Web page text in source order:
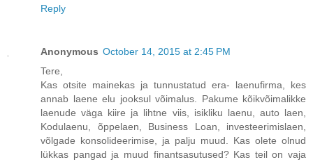
Reply
Anonymous October 14, 2015 at 2:45 PM
Tere,
Kas otsite mainekas ja tunnustatud era- laenufirma, kes
annab laene elu jooksul võimalus. Pakume kõikvõimalikke
laenude väga kiire ja lihtne viis, isikliku laenu, auto laen,
Kodulaenu, õppelaen, Business Loan, investeerimislaen,
võlgade konsolideerimise, ja palju muud. Kas olete olnud
lükkas pangad ja muud finantsasutused? Kas teil on vaja